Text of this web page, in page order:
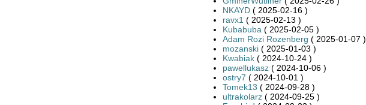
NKAYD( 2025-02-16 )
ravx1 ( 2025-02-13 )
Kubabuba ( 2025-02-05 )
Adam Rozi Rozenberg ( 2025-01-07 )
mozanski( 2025-01-03 )
Kwabiak( 2024-10-24 )
pawellukasz( 2024-10-06 )
ostry7 ( 2024-10-01 )
Tomek13 ( 2024-09-28 )
ultrakolarz( 2024-09-25 )